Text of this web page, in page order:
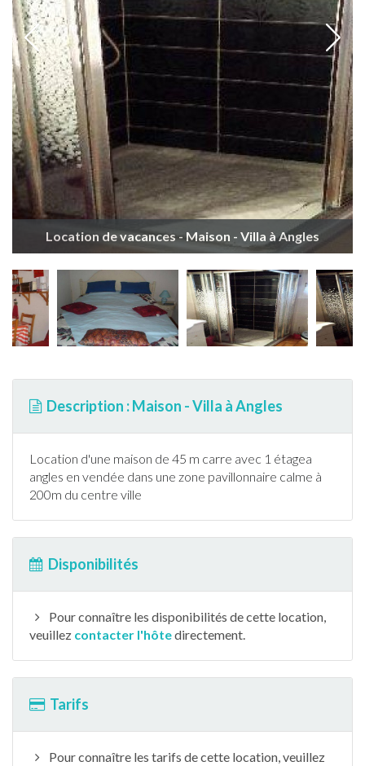
Location de vacances - Maison - Villa à Angles
Description : Maison - Villa à Angles
Location d'une maison de 45 m carre avec 1 étagea
angles en vendée dans une zone pavillonnaire calme à
200m du centre ville
Disponibilités
Pour connaître les disponibilités de cette location,
veuillez contacter l'hôtedirectement.
Tarifs
Pour connaître les tarifs de cette location, veuillez